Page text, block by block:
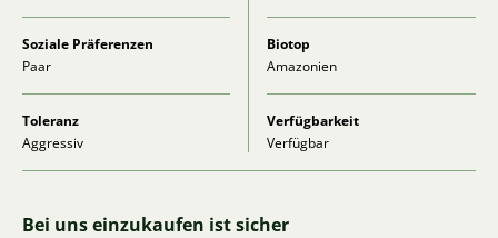
Soziale Präferenzen
Paar
Biotop
Amazonien
Toleranz
Aggressiv
Verfügbarkeit
Verfügbar
Bei uns einzukaufen ist sicher